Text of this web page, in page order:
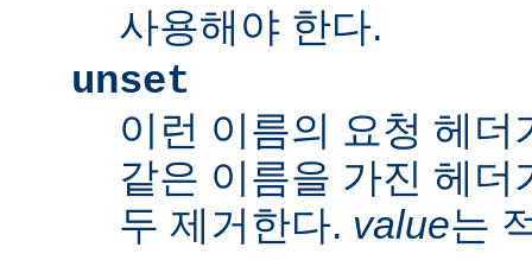
사용해야 한다.
unset
이런 이름의 요청 헤
같은 이름을 가진 헤
두 제거한다. value는